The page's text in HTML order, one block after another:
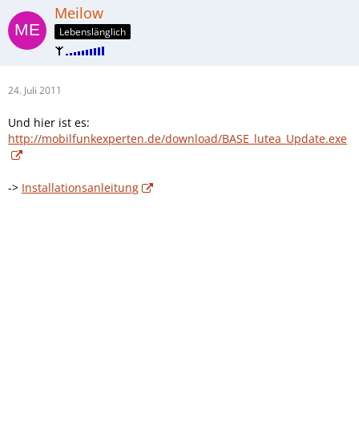
Meilow
Lebenslänglich
24. Juli 2011
Und hier ist es:
http://mobilfunkexperten.de/download/BASE_lutea_Update.exe
-> Installationsanleitung